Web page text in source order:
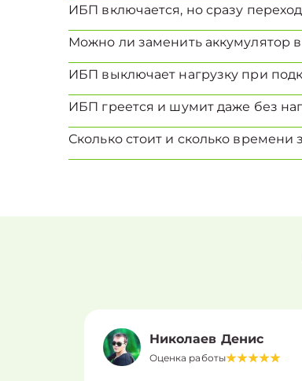
ИБП включается, но сразу
Можно ли заменить аккумулятор
ИБП выключает нагрузку при
ИБП греется и шумит даже без
Сколько стоит и сколько
Николаев Денис
Оценка работы